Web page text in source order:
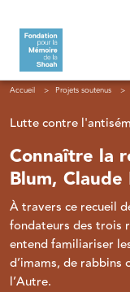
Fil d'Ariane
Accueil Projets soutenus
Lutte contre
Connaître la
Blum,
À travers ce recueil
fondateurs des trois
entend familiariser
d’imams, de
l’Autre.